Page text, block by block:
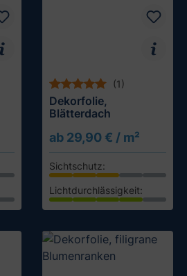
(1)
Dekorfolie,
Blätterdach
ab 29,90 € / m²
Sichtschutz:
Lichtdurchlässigkeit:
Muster testen